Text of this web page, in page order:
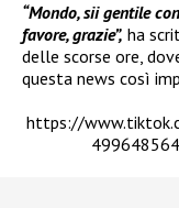
“Mondo, sii gentile
favore, grazie”, ha
delle scorse ore,
questa news così
https://